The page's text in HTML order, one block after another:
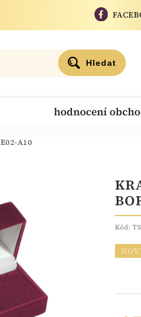
Hledat
hodnocení
A10
Kód: